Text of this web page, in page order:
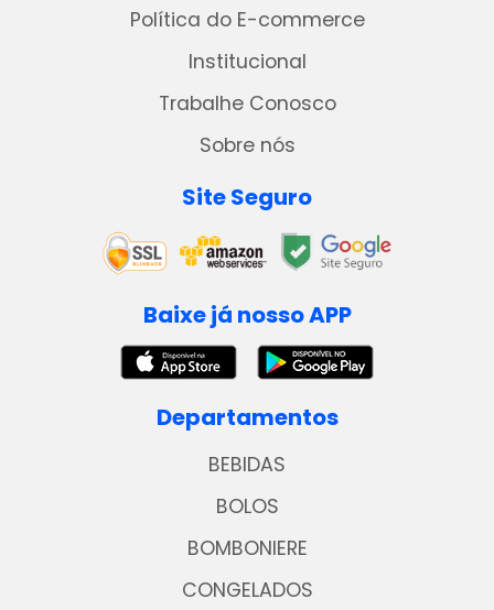
Política do E-commerce
Institucional
Trabalhe Conosco
Sobre nós
Site Seguro
Baixe já nosso APP
Departamentos
BEBIDAS
BOLOS
BOMBONIERE
CONGELADOS